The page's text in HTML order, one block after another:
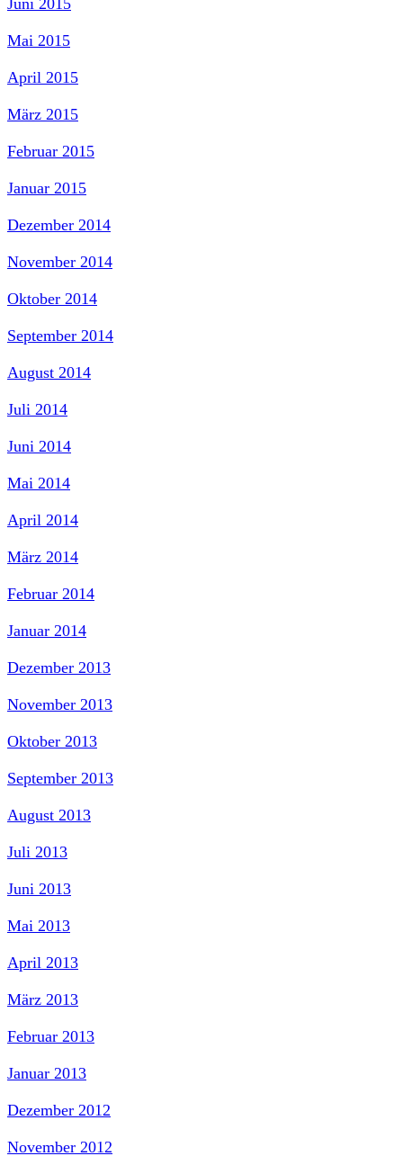
Mai 2015
April 2015
März 2015
Februar 2015
Januar 2015
Dezember 2014
November 2014
Oktober 2014
September 2014
August 2014
Juli 2014
Juni 2014
Mai 2014
April 2014
März 2014
Februar 2014
Januar 2014
Dezember 2013
November 2013
Oktober 2013
September 2013
August 2013
Juli 2013
Juni 2013
Mai 2013
April 2013
März 2013
Februar 2013
Januar 2013
Dezember 2012
November 2012